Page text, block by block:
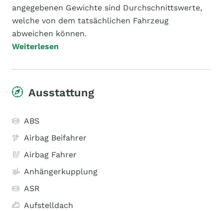
angegebenen Gewichte sind Durchschnittswerte,
welche von dem tatsächlichen Fahrzeug
abweichen können.
Weiterlesen
Ausstattung
ABS
Airbag Beifahrer
Airbag Fahrer
Anhängerkupplung
ASR
Aufstelldach